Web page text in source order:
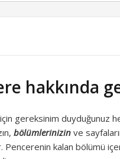
hakkında
için gereksinim duyduğunuz
bölümlerinizin ve
kalan bölümü